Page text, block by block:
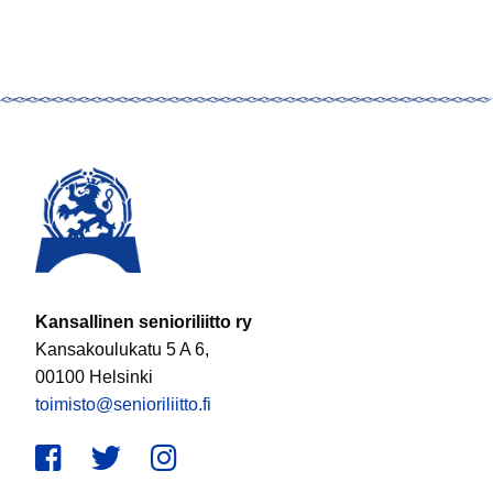
Kansallinen senioriliitto ry
Kansakoulukatu 5 A 6,
00100 Helsinki
toimisto@senioriliitto.fi
Facebook
TwitterInstagram